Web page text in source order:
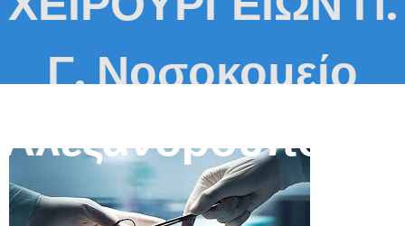
Γ. Νοσοκομείο
Αλεξανδρούπολης